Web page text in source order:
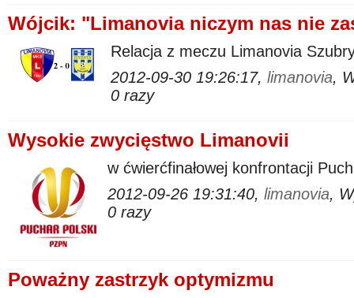
Wójcik: "Limanovia niczym nas nie
Relacja z meczu Limanovia
2012-09-30 19:26:17, limanovia,
0 razy
Wysokie zwycięstwo Limanovii
w ćwierćfinałowej konfrontacji
2012-09-26 19:31:40, limanovia,
0 razy
Poważny zastrzyk optymizmu